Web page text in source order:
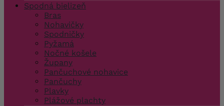
Spodná bielizeň
Bras
Nohavičky
Spodničky
Pyžamá
Nočné košele
Župany
Pančuchové nohavice
Pančuchy
Plavky
Plážové plachty